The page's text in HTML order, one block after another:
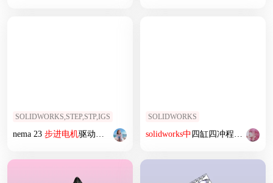
SOLIDWORKS,STEP,STP,IGS
nema 23 步进电机驱动 迷你CNC铝铣床
SOLIDWORKS
solidworks中四缸四冲程发动机 的